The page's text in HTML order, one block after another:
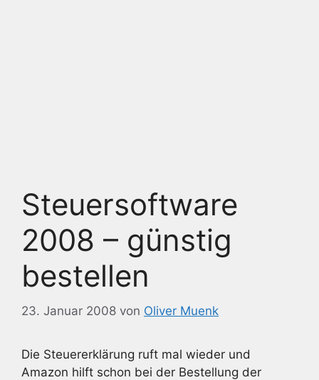
Steuersoftware
2008 – günstig
bestellen
23. Januar 2008 von Oliver Muenk
Die Steuererklärung ruft mal wieder und
Amazon hilft schon bei der Bestellung der